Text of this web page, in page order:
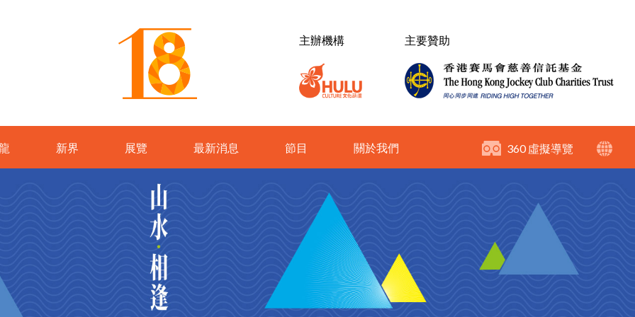
主辦機構 主要贊助
360 虛擬導覽
新界 展覽 最新消息 節目 關於我們